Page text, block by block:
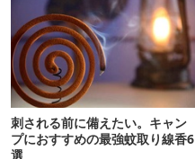
刺される前に備えたい。キャン
プにおすすめの最強蚊取り線香6
選